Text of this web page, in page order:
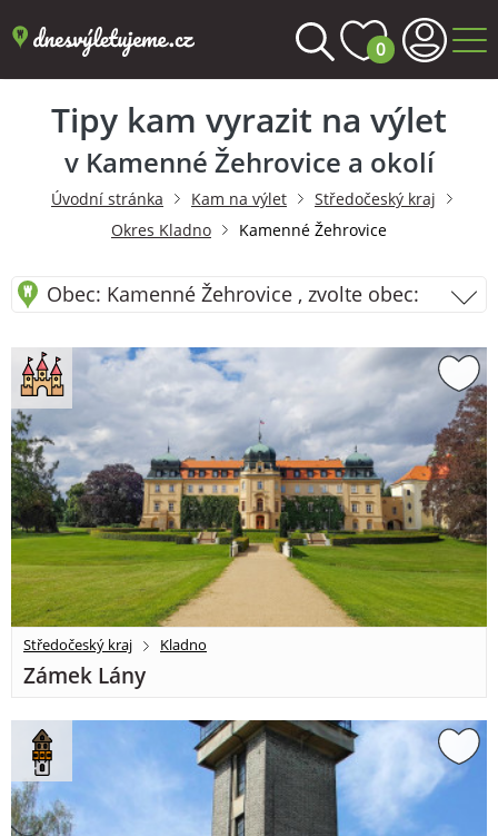
0
Tipy kam vyrazit na výlet
v Kamenné Žehrovice a okolí
Úvodní stránka Kam na výlet
Středočeský kraj
Okres Kladno
Kamenné Žehrovice
Obec: Kamenné Žehrovice , zvolte obec:
Středočeský kraj Kladno
Zámek Lány